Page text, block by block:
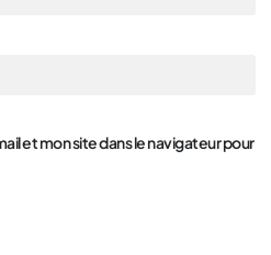
et mon site dans le navigateur pour